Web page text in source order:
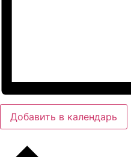
Добавить в календарь